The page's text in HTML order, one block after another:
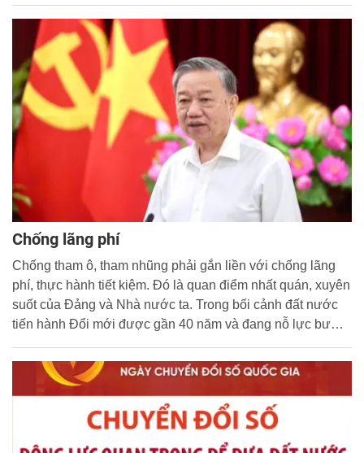
nguyên giá trị, mang tính thời sự sâu sắc, là cơ sở, nền
tảng lý luận để Đảng và Nhà nước xây dựng và tổ chức
thực hiện các chủ trương, chính sách về công tác dân vận,
về phát huy sức mạnh khối đại đoàn kết toàn dân tộc.
Chống lãng phí
Chống tham ô, tham nhũng phải gắn liền với chống lãng
phí, thực hành tiết kiệm. Đó là quan điểm nhất quán, xuyên
suốt của Đảng và Nhà nước ta. Trong bối cảnh đất nước
tiến hành Đổi mới được gần 40 năm và đang nỗ lực bước
nguyên tắc nêu trên càng cần phải được thực hiện bài bản
và hiệu quả... Đó cũng là tinh thần bài viết "Chống lãng
phí" của Tổng Bí thư, Chủ tịch nước Tô Lâm. Xin trân trọng
giới thiệu toàn văn bài viết quan trọng này.